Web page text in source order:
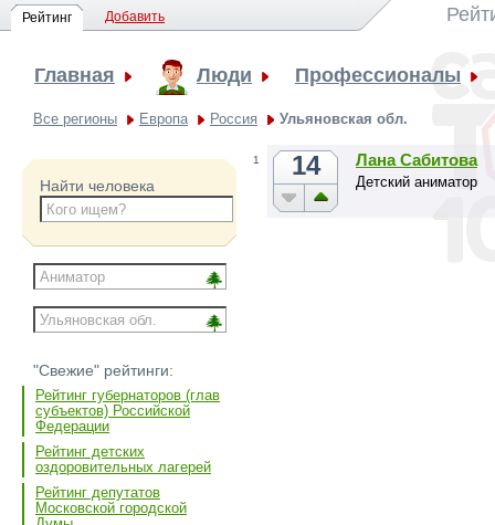
Рейтинг Добавить
Главная Люди Профессионалы
Все регионы Европа Россия Ульяновская обл.
Найти человека
"Свежие" рейтинги:
Рейтинг губернаторов (глав
субъектов) Российской
Федерации
Рейтинг детских
оздоровительных лагерей
Рейтинг депутатов
Московской городской
1 14 Лана Сабитова
Детский аниматор